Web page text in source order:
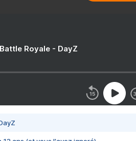
Royale - DayZ